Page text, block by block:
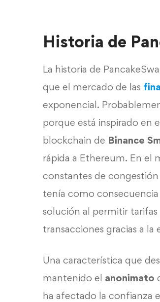
Historia de
La historia de
que el mercado de las
exponencial.
porque está inspirado en
blockchain de Binance
rápida a Ethereum. En el
constantes de
tenía como consecuencia
solución al permitir tarifas
transacciones gracias a la
Una característica que
mantenido el anonimato
ha afectado la confianza